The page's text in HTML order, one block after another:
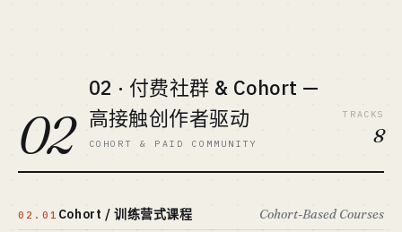
标杆 · BENCHMARK
DesignCourse ~$2M+/年 (估)
最适合 · BEST FIT
镜头型创作者 / 单人品牌
资金底线 · CAPITAL
$5M+ / USD VC
GTM · SALES MOTION
讲师自带流量 + SEO
Udemy 上市 · Coursera 上市
资本侧 only · 不适合个人
02
02 · 付费社群 & Cohort —
高接触创作者驱动
COHORT & PAID COMMUNITY
TRACKS
8
02.01 Cohort / 训练营式课程 Cohort-Based Courses